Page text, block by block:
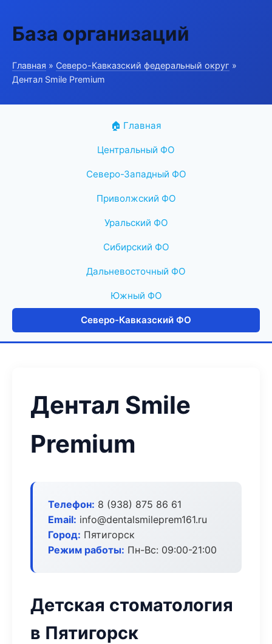
База организаций
Главная » Северо-Кавказский федеральный округ »
Дентал Smile Premium
🏠 Главная
Центральный ФО
Северо-Западный ФО
Приволжский ФО
Уральский ФО
Сибирский ФО
Дальневосточный ФО
Южный ФО
Северо-Кавказский ФО
Дентал Smile
Premium
Телефон: 8 (938) 875 86 61
Email: info@dentalsmileprem161.ru
Город: Пятигорск
Режим работы: Пн-Вс: 09:00-21:00
Детская стоматология
в Пятигорск